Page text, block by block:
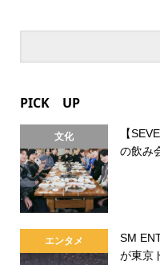
PICK UP
文化
【
の飲み
エンタメ
SM
が東京